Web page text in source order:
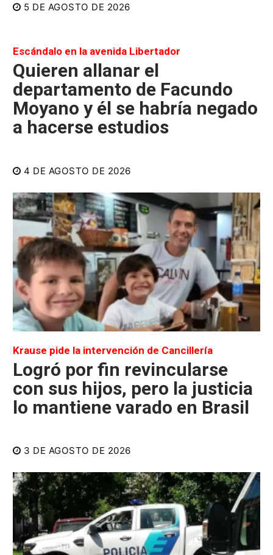
5 DE AGOSTO DE 2026
Escándalo en la avenida Libertador
Quieren allanar el
departamento de Facundo
Moyano y él se habría negado
a hacerse estudios
4 DE AGOSTO DE 2026
Krause pide la intervención de Cancillería
Logró por fin revincularse
con sus hijos, pero la justicia
lo mantiene varado en Brasil
3 DE AGOSTO DE 2026